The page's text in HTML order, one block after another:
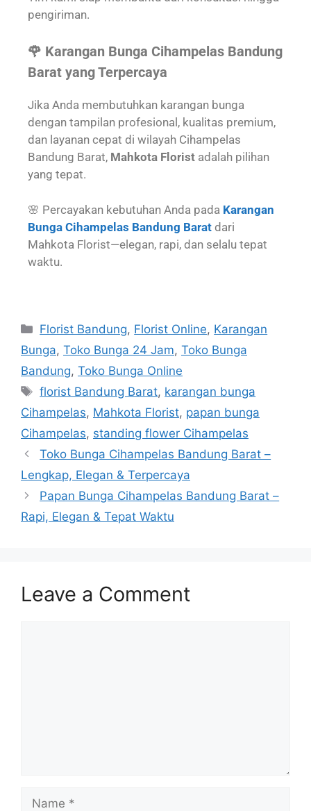
pengiriman.
🌹 Karangan Bunga Cihampelas Bandung
Barat yang Terpercaya
Jika Anda membutuhkan karangan bunga
dengan tampilan profesional, kualitas premium,
dan layanan cepat di wilayah Cihampelas
Bandung Barat, Mahkota Florist adalah pilihan
yang tepat.
🌸 Percayakan kebutuhan Anda pada Karangan
Bunga Cihampelas Bandung Barat dari
Mahkota Florist—elegan, rapi, dan selalu tepat
waktu.
Florist Bandung, Florist Online, Karangan
Bunga, Toko Bunga 24 Jam, Toko Bunga
Bandung, Toko Bunga Online
florist Bandung Barat, karangan bunga
Cihampelas, Mahkota Florist, papan bunga
Cihampelas, standing flower Cihampelas
Toko Bunga Cihampelas Bandung Barat –
Lengkap, Elegan & Terpercaya
Papan Bunga Cihampelas Bandung Barat –
Rapi, Elegan & Tepat Waktu
Leave a Comment